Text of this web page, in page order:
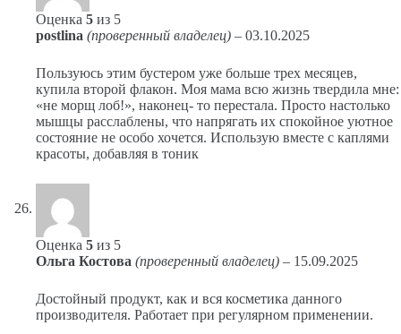
Оценка 5 из 5
postlina (проверенный владелец) – 03.10.2025
Пользуюсь этим бустером уже больше трех месяцев,
купила второй флакон. Моя мама всю жизнь твердила мне:
«не морщ лоб!», наконец- то перестала. Просто настолько
мышцы расслаблены, что напрягать их спокойное уютное
состояние не особо хочется. Использую вместе с каплями
красоты, добавляя в тоник
Оценка 5 из 5
Ольга Костова (проверенный владелец) – 15.09.2025
Достойный продукт, как и вся косметика данного
производителя. Работает при регулярном применении.